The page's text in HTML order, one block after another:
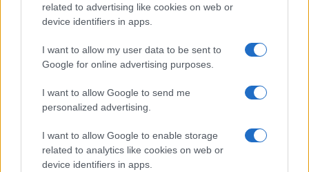
related to advertising like cookies on web or
device identifiers in apps.
I want to allow my user data to be sent to
Google for online advertising purposes.
I want to allow Google to send me
personalized advertising.
I want to allow Google to enable storage
related to analytics like cookies on web or
device identifiers in apps.
Judicial
Áreas y
Profesionales
Política
Firmas
somos
Contacto
Aviso Legal
Política de
privacidad
Política de
Cookies